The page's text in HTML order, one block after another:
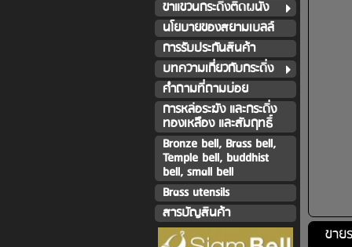
ขาแขวนกระดิ่งติดผนัง
นโยบายของสยามเบลล์
การรับประกันสินค้า
บทความเกี่ยวกับกระดิ่ง
คำถามที่ถามบ่อย
การหล่อระฆัง และกระดิ่ง
ทองเหลืิอง และสัมฤทธิ์
Bronze bell, Brass bell,
Temple bell, buddhist
bell, small bell
Brass utensils
สารบัญสินค้า
ขาย